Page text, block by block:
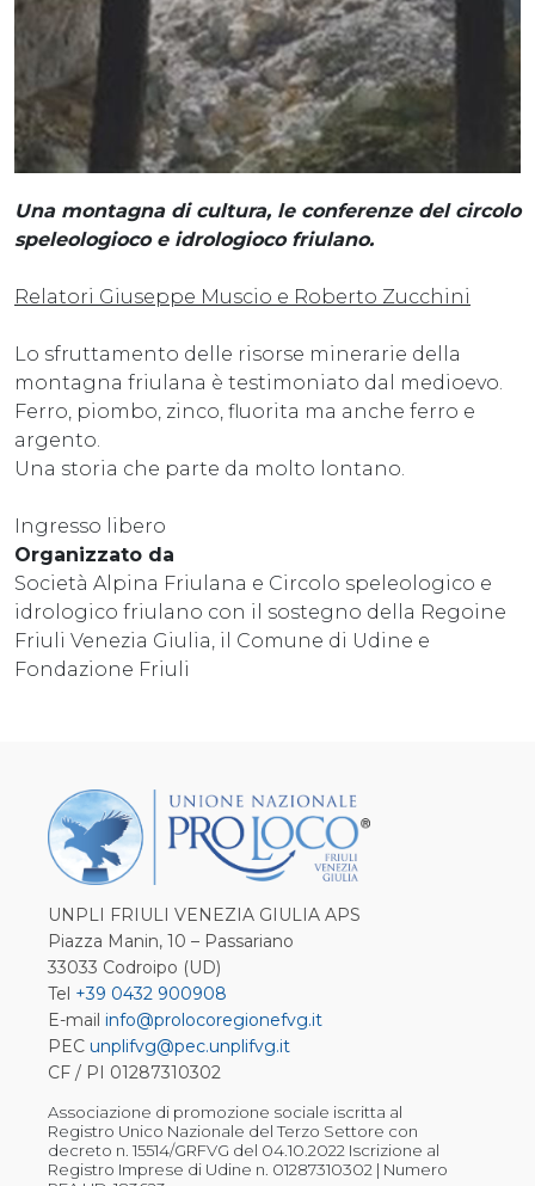
Una montagna di cultura, le conferenze del circolo
speleologioco e idrologioco friulano.
Relatori Giuseppe Muscio e Roberto Zucchini
Lo sfruttamento delle risorse minerarie della
montagna friulana è testimoniato dal medioevo.
Ferro, piombo, zinco, fluorita ma anche ferro e
argento.
Una storia che parte da molto lontano.
Ingresso libero
Organizzato da
Società Alpina Friulana e Circolo speleologico e
idrologico friulano con il sostegno della Regoine
Friuli Venezia Giulia, il Comune di Udine e
Fondazione Friuli
UNPLI FRIULI VENEZIA GIULIA APS
Piazza Manin, 10 – Passariano
33033 Codroipo (UD)
Tel +39 0432 900908
E-mail info@prolocoregionefvg.it
PEC unplifvg@pec.unplifvg.it
CF / PI 01287310302
Associazione di promozione sociale iscritta al
Registro Unico Nazionale del Terzo Settore con
decreto n. 15514/GRFVG del 04.10.2022 Iscrizione al
Registro Imprese di Udine n. 01287310302 | Numero